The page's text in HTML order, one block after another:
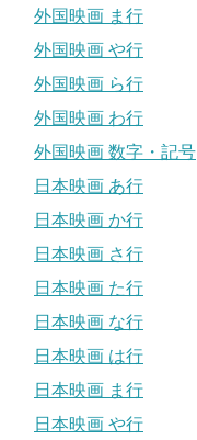
外国映画 ま行
外国映画 や行
外国映画 ら行
外国映画 わ行
外国映画 数字・記号
日本映画 あ行
日本映画 か行
日本映画 さ行
日本映画 た行
日本映画 な行
日本映画 は行
日本映画 ま行
日本映画 や行